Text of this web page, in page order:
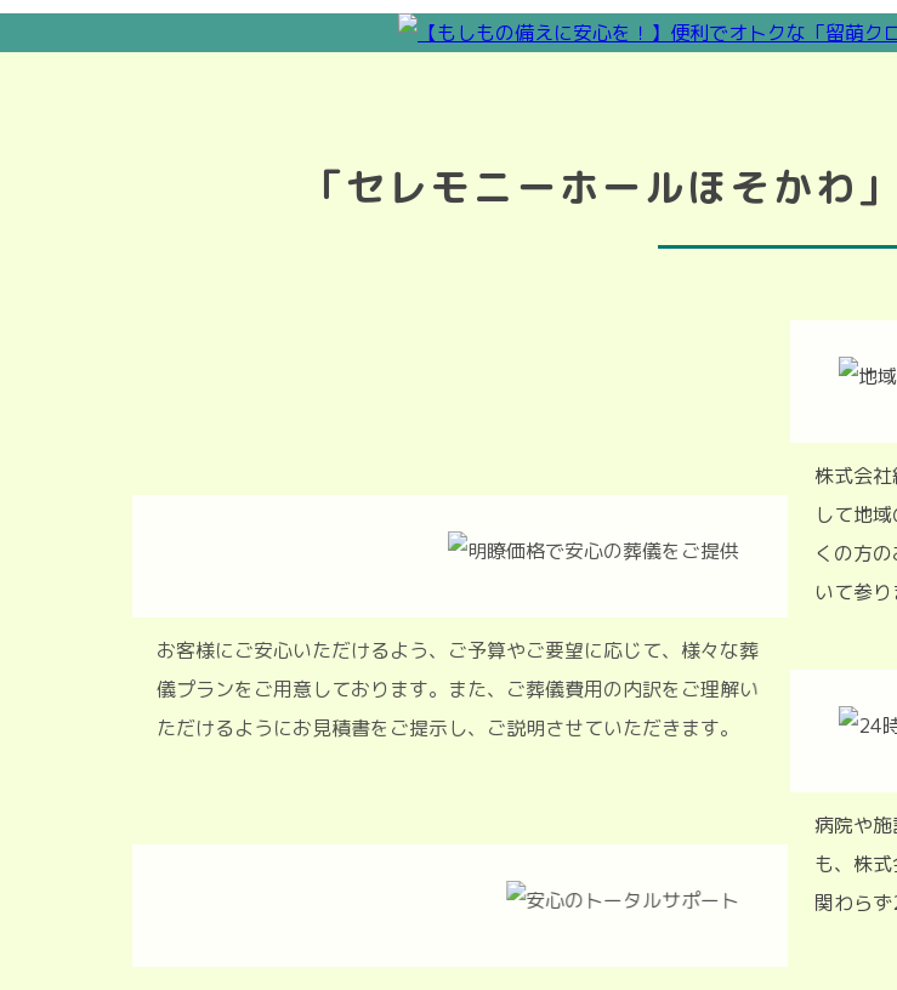
「セレモニーホールほそかわ
株式会
して地
くの方
いて参り
お客様にご安心いただけるよう、ご予算やご要望に応じて、様々な葬
儀プランをご用意しております。また、ご葬儀費用の内訳をご理解い
ただけるようにお見積書をご提示し、ご説明させていただきます。
病院や
も、株
関わら